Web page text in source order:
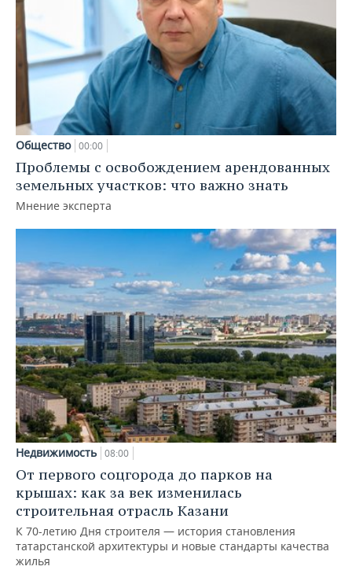
Общество 00:00
Проблемы с освобождением арендованных
земельных участков: что важно знать
Мнение эксперта
Недвижимость 08:00
От первого соцгорода до парков на
крышах: как за век изменилась
строительная отрасль Казани
К 70-летию Дня строителя — история становления
татарстанской архитектуры и новые стандарты качества
жилья